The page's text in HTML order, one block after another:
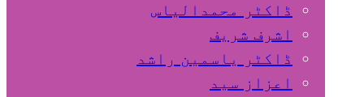
ڈاکٹر محمدالیاس
اشرف شریف
ڈاکٹر یاسمین راشد
اعزاز سید